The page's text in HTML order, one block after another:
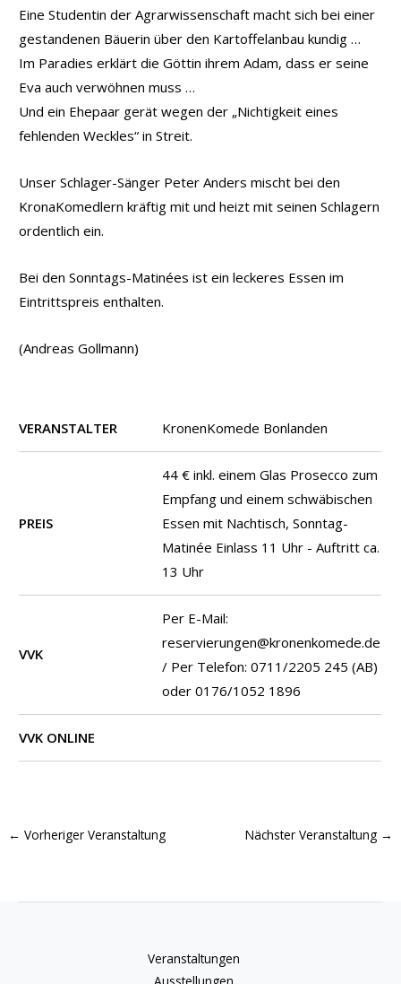
Eine Studentin der Agrarwissenschaft macht sich bei einer
gestandenen Bäuerin über den Kartoffelanbau kundig …
Im Paradies erklärt die Göttin ihrem Adam, dass er seine
Eva auch verwöhnen muss …
Und ein Ehepaar gerät wegen der „Nichtigkeit eines
fehlenden Weckles“ in Streit.
Unser Schlager-Sänger Peter Anders mischt bei den
KronaKomedlern kräftig mit und heizt mit seinen Schlagern
ordentlich ein.
Bei den Sonntags-Matinées ist ein leckeres Essen im
Eintrittspreis enthalten.
(Andreas Gollmann)
VERANSTALTER KronenKomede Bonlanden
PREIS
44 € inkl. einem Glas Prosecco zum
Empfang und einem schwäbischen
Essen mit Nachtisch, Sonntag-
Matinée Einlass 11 Uhr - Auftritt ca.
13 Uhr
VVK
Per E-Mail:
reservierungen@kronenkomede.de
/ Per Telefon: 0711/2205 245 (AB)
oder 0176/1052 1896
VVK ONLINE
← Vorheriger Veranstaltung Nächster Veranstaltung →
Veranstaltungen